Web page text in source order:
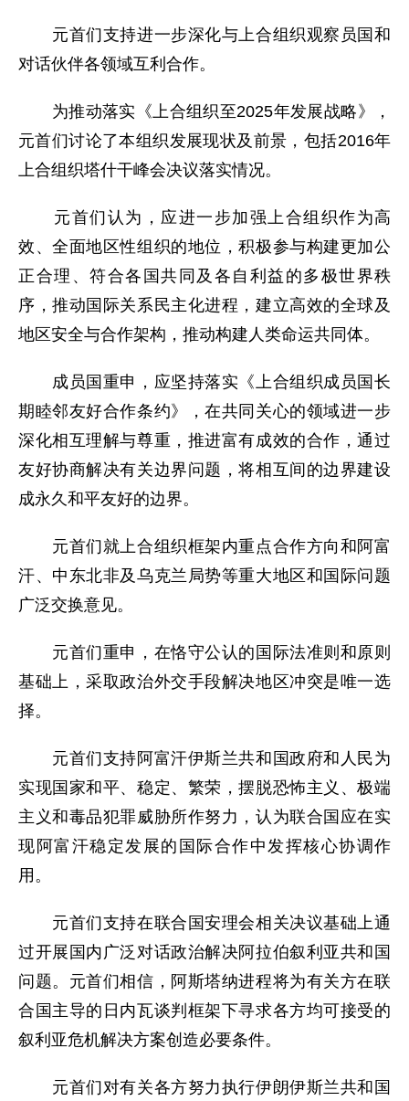
元首们支持进一步深化与上合组织观察员国和
对话伙伴各领域互利合作。
为推动落实《上合组织至2025年发展战略》，
元首们讨论了本组织发展现状及前景，包括2016年
上合组织塔什干峰会决议落实情况。
元首们认为，应进一步加强上合组织作为高
效、全面地区性组织的地位，积极参与构建更加公
正合理、符合各国共同及各自利益的多极世界秩
序，推动国际关系民主化进程，建立高效的全球及
地区安全与合作架构，推动构建人类命运共同体。
成员国重申，应坚持落实《上合组织成员国长
期睦邻友好合作条约》，在共同关心的领域进一步
深化相互理解与尊重，推进富有成效的合作，通过
友好协商解决有关边界问题，将相互间的边界建设
成永久和平友好的边界。
元首们就上合组织框架内重点合作方向和阿富
汗、中东北非及乌克兰局势等重大地区和国际问题
广泛交换意见。
元首们重申，在恪守公认的国际法准则和原则
基础上，采取政治外交手段解决地区冲突是唯一选
择。
元首们支持阿富汗伊斯兰共和国政府和人民为
实现国家和平、稳定、繁荣，摆脱恐怖主义、极端
主义和毒品犯罪威胁所作努力，认为联合国应在实
现阿富汗稳定发展的国际合作中发挥核心协调作
用。
元首们支持在联合国安理会相关决议基础上通
过开展国内广泛对话政治解决阿拉伯叙利亚共和国
问题。元首们相信，阿斯塔纳进程将为有关方在联
合国主导的日内瓦谈判框架下寻求各方均可接受的
叙利亚危机解决方案创造必要条件。
元首们对有关各方努力执行伊朗伊斯兰共和国